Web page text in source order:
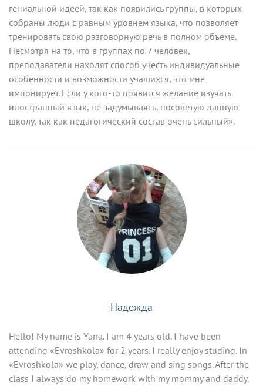
гениальной идеей, так как появились группы, в которых
собраны люди с равным уровнем языка, что позволяет
тренировать свою разговорную речь в полном объеме.
Несмотря на то, что в группах по 7 человек,
преподаватели находят способ учесть индивидуальные
особенности и возможности учащихся, что мне
импонирует. Если у кого-то появится желание изучать
иностранный язык, не задумываясь, посоветую данную
школу, так как педагогический состав очень сильный».
Надежда
Hello! My name is Yana. I am 4 years old. I have been
attending «Evroshkola» for 2 years. I really enjoy studing. In
«Evroshkola» we play, dance, draw and sing songs. After the
class I always do my homework with my mommy and daddy.